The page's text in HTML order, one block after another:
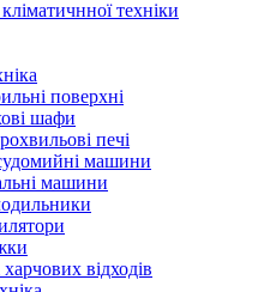
техніки
поверхні
шафи
печі
машини
машини
відходів